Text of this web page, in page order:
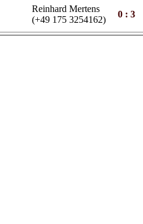
Reinhard Mertens
(+49 175 3254162)
0 : 3